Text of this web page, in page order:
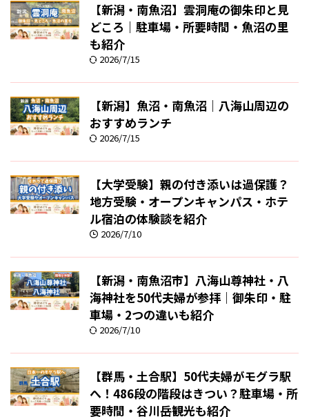
【新潟・南魚沼】雲洞庵の御朱印と見
どころ｜駐車場・所要時間・魚沼の里
も紹介
2026/7/15
【新潟】魚沼・南魚沼｜八海山周辺の
おすすめランチ
2026/7/15
【大学受験】親の付き添いは過保護？
地方受験・オープンキャンパス・ホテ
ル宿泊の体験談を紹介
2026/7/10
【新潟・南魚沼市】八海山尊神社・八
海神社を50代夫婦が参拝｜御朱印・駐
車場・2つの違いも紹介
2026/7/10
【群馬・土合駅】50代夫婦がモグラ駅
へ！486段の階段はきつい？駐車場・所
要時間・谷川岳観光も紹介